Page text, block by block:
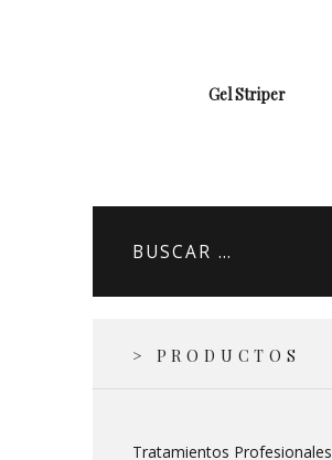
Gel Striper
Buscar:
> PRODUCTOS
Tratamientos Profesionales